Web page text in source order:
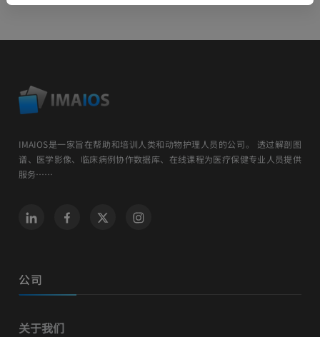
IMAIOS是一家旨在帮助和培训人类和动物护理人员的公司。 透过解剖图
谱、医学影像、临床病例协作数据库、在线课程为医疗保健专业人员提供
服务……
公司
关于我们